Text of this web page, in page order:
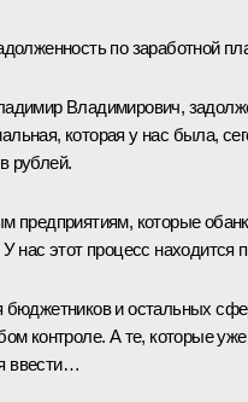
по заработной
Владимирович,
которая у нас была,
рублей.
предприятиям, которые
нас этот процесс находится
бюджетников и остальных
контроле. А те, которые
ввести…